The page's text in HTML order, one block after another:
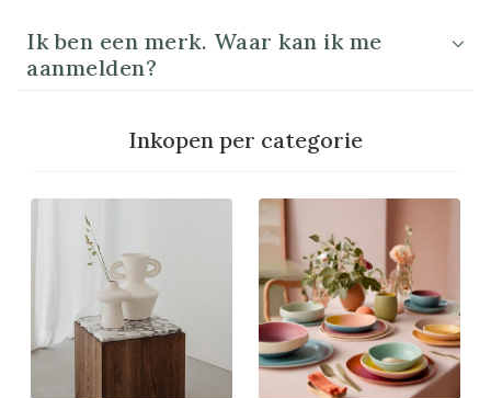
Ik ben een merk. Waar kan ik me
aanmelden?
Inkopen per categorie